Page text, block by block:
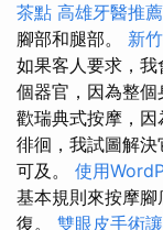
茶點 高雄牙醫推薦
腳部和腿部。 新
如果客人要求，
個器官，因為整
歡瑞典式按摩，
徘徊，我試圖解
可及。 使用
基本規則來按摩
復。 雙眼皮手術